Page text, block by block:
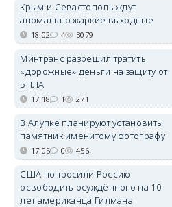
Крым и Севастополь ждут
аномально жаркие выходные
18:02 4 3079
Минтранс разрешил тратить
«дорожные» деньги на защиту от
БПЛА
17:18 1 271
В Алупке планируют установить
памятник именитому фотографу
17:05 0 456
США попросили Россию
освободить осуждённого на 10
лет американца Гилмана